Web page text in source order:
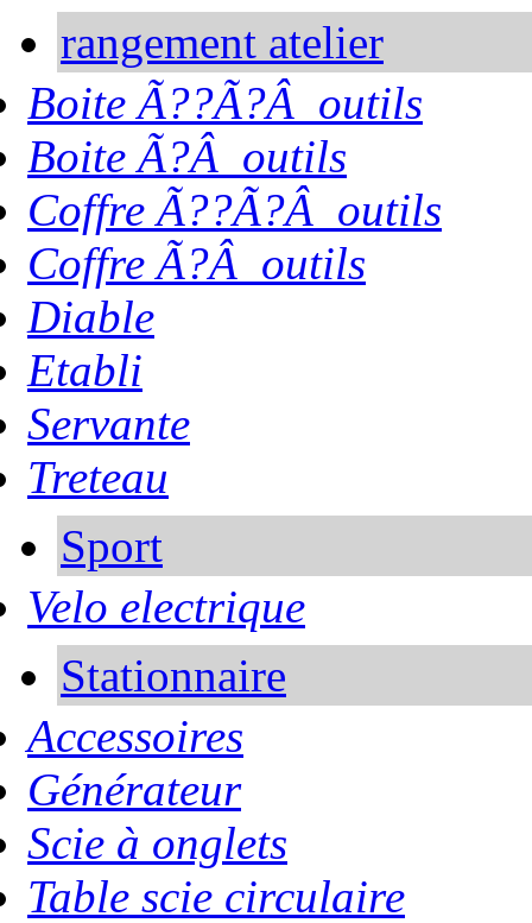
rangement atelier
Boite Ã??Ã?Â outils
Boite Ã?Â outils
Coffre Ã??Ã?Â outils
Coffre Ã?Â outils
Diable
Etabli
Servante
Treteau
Sport
Velo electrique
Stationnaire
Accessoires
Générateur
Scie à onglets
Table scie circulaire